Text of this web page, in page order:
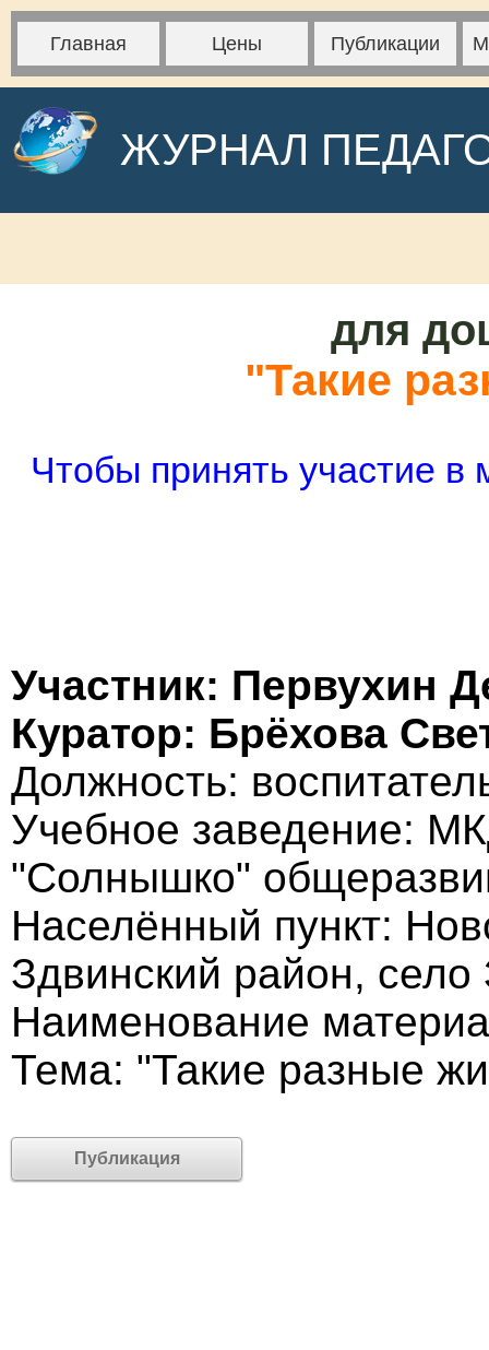
Главная Цены Публикации
ЖУРНАЛ
для
"Такие
Чтобы принять участие
Участник: Первухин
Куратор: Брёхова
Должность:
Учебное заведение:
"Солнышко"
Населённый пункт:
Здвинский район, село
Наименование
Тема: "Такие разные
Публикация